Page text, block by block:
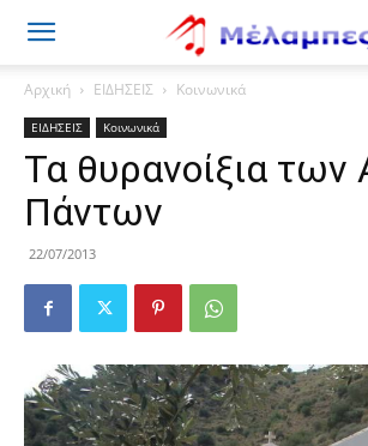
Μέλαμπες
Αρχική ΕΙΔΗΣΕΙΣ Κοινωνικά
ΕΙΔΗΣΕΙΣ Κοινωνικά
Τα θυρανοίξια των
Πάντων
22/07/2013